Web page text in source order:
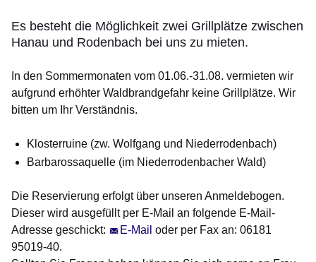
Es besteht die Möglichkeit zwei Grillplätze zwischen
Hanau und Rodenbach bei uns zu mieten.
In den Sommermonaten vom 01.06.-31.08. vermieten wir
aufgrund erhöhter Waldbrandgefahr keine Grillplätze. Wir
bitten um Ihr Verständnis.
Klosterruine (zw. Wolfgang und Niederrodenbach)
Barbarossaquelle (im Niederrodenbacher Wald)
Die Reservierung erfolgt über unseren Anmeldebogen.
Dieser wird ausgefüllt per E-Mail an folgende E-Mail-
Adresse geschickt:
E-Mail oder per Fax an: 06181
95019-40.